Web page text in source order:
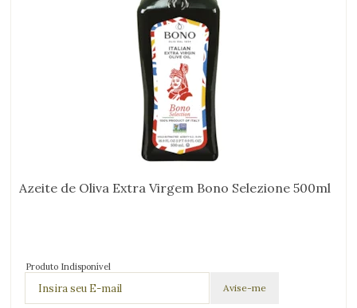
Azeite de Oliva Extra Virgem Bono Selezione 500ml
Produto Indisponível